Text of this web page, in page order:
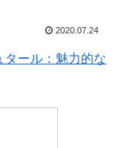
2020.07.24
ール：魅力的な